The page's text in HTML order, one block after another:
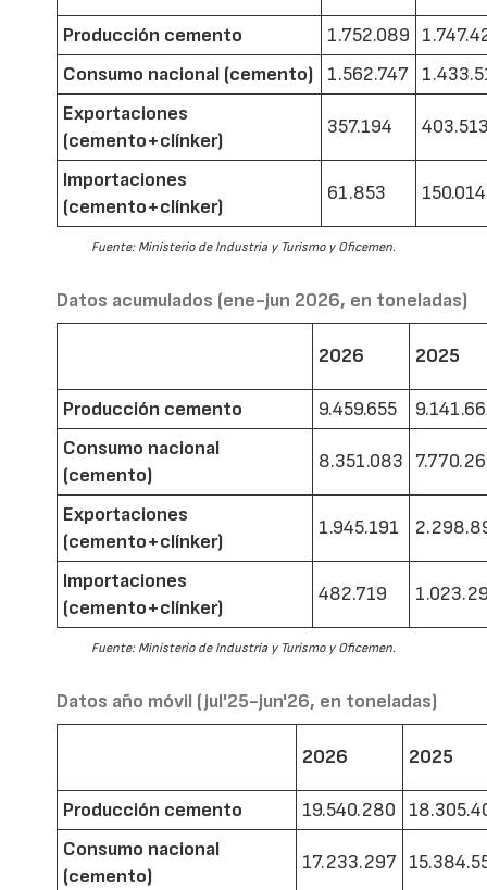
Producción cemento 1.752.089
Consumo nacional (cemento)
1.562.747
Exportaciones
(cemento+clínker)
357.194
Importaciones
(cemento+clínker)
61.853 150.014
Fuente: Ministerio de Industria y Turismo y Oficemen.
Datos acumulados (ene-jun 2026, en toneladas)
2026 2025
Producción cemento 9.459.655
Consumo nacional
(cemento)
8.351.083
Exportaciones
(cemento+clínker)
1.945.191
Importaciones
(cemento+clínker)
482.719
Fuente: Ministerio de Industria y Turismo y Oficemen.
Datos año móvil (jul'25-jun'26, en toneladas)
2026 2025
Producción cemento 19.540.280
Consumo nacional
(cemento)
17.233.297